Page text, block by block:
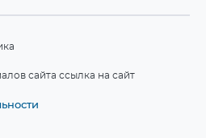
сайта ссылка на сайт